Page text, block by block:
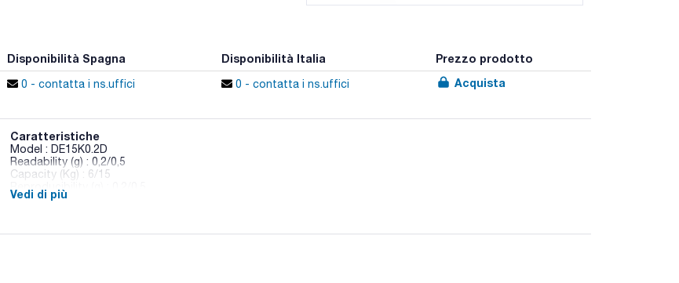
Disponibilità Spagna Disponibilità Italia Prezzo prodotto
0 - contatta i ns.uffici 0 - contatta i ns.uffici Acquista
Caratteristiche
Model : DE15K0.2D
Readability (g) : 0,2/0,5
Capacity (Kg) : 6/15
Linearity (g) : ± 0,8/2
Plate dimensions (mm) : 318x85x308
Vedi di più